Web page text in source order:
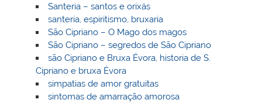
Santeria – santos e orixás
santeria, espiritismo, bruxaria
São Cipriano – O Mago dos magos
São Cipriano – segredos de São Cipriano
são Cipriano e Bruxa Évora, historia de S.
Cipriano e bruxa Évora
simpatias de amor gratuitas
sintomas de amarração amorosa